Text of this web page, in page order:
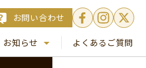
お問い合わせ
お知らせ
よくあるご質問